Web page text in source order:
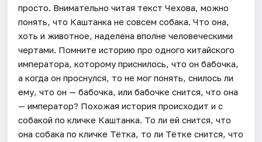
просто. Внимательно читая текст Чехова, можно
понять, что Каштанка не совсем собака. Что она,
хоть и животное, наделена вполне человеческими
чертами. Помните историю про одного китайского
императора, которому приснилось, что он бабочка,
а когда он проснулся, то не мог понять, снилось ли
ему, что он — бабочка, или бабочке снится, что она
— император? Похожая история происходит и с
собакой по кличке Каштанка. То ли ей снится, что
она собака по кличке Тётка, то ли Тётке снится, что